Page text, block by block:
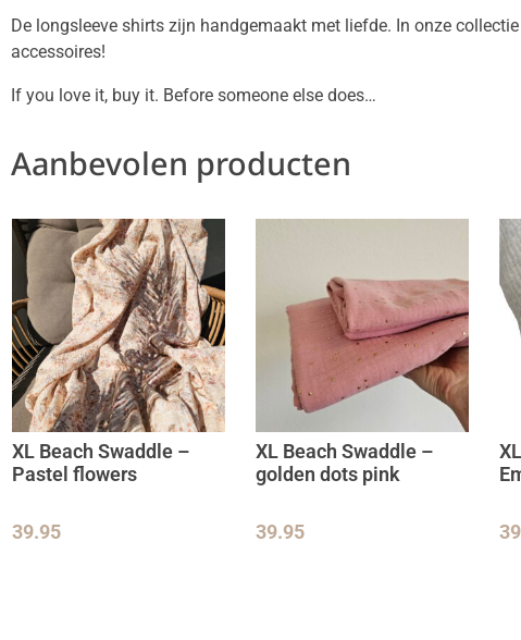
De longsleeve shirts zijn handgemaakt met liefde. In onze
accessoires!
If you love it, buy it. Before someone else does…
Aanbevolen producten
XL Beach Swaddle –
Pastel flowers
39.95
XL Beach Swaddle –
golden dots pink
39.95